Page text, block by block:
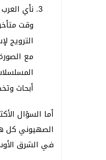
نأي
وقت
الترويج
مع
أبحاث
أما السؤال
الصهيوني كل
في الشرق